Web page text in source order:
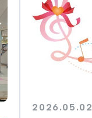
2026.05.02